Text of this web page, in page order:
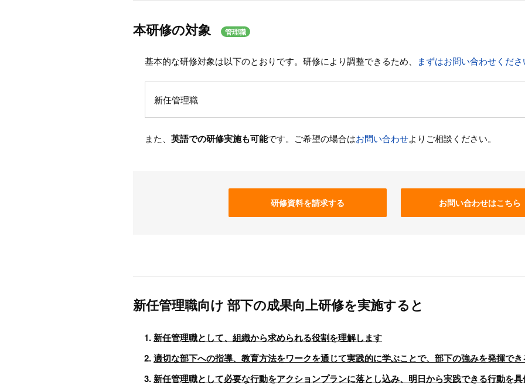
本研修の対象 管理職
基本的な研修対象は以下のとおりです。研修により調整できるため、 まずはお問い合わせくださ
新任管理職
また、 英語での研修実施も可能です。ご希望の場合はお問い合わせよりご相談ください。
研修資料を請求する お問い合わせはこちら
新任管理職向け 部下の成果向上研修を実施すると
新任管理職として、組織から求められる役割を理解します
適切な部下への指導、教育方法をワークを通じて実践的に学ぶことで、部下の強みを発揮で
新任管理職として必要な行動をアクションプランに落とし込み、明日から実践できる行動を